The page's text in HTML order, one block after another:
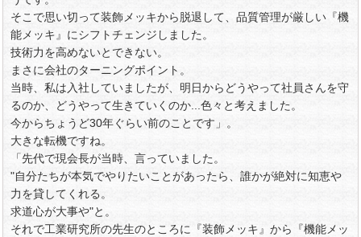
そこで思い切って装飾メッキから脱退して、品質管理が厳しい『機
能メッキ』にシフトチェンジしました。
技術力を高めないとできない。
まさに会社のターニングポイント。
当時、私は入社していましたが、明日からどうやって社員さんを守
るのか、どうやって生きていくのか...色々と考えました。
今からちょうど30年ぐらい前のことです」。
大きな転機ですね。
「先代で現会長が当時、言っていました。
"自分たちが本気でやりたいことがあったら、誰かが絶対に知恵や
力を貸してくれる。
求道心が大事や"と。
それで工業研究所の先生のところに『装飾メッキ』から『機能メッ